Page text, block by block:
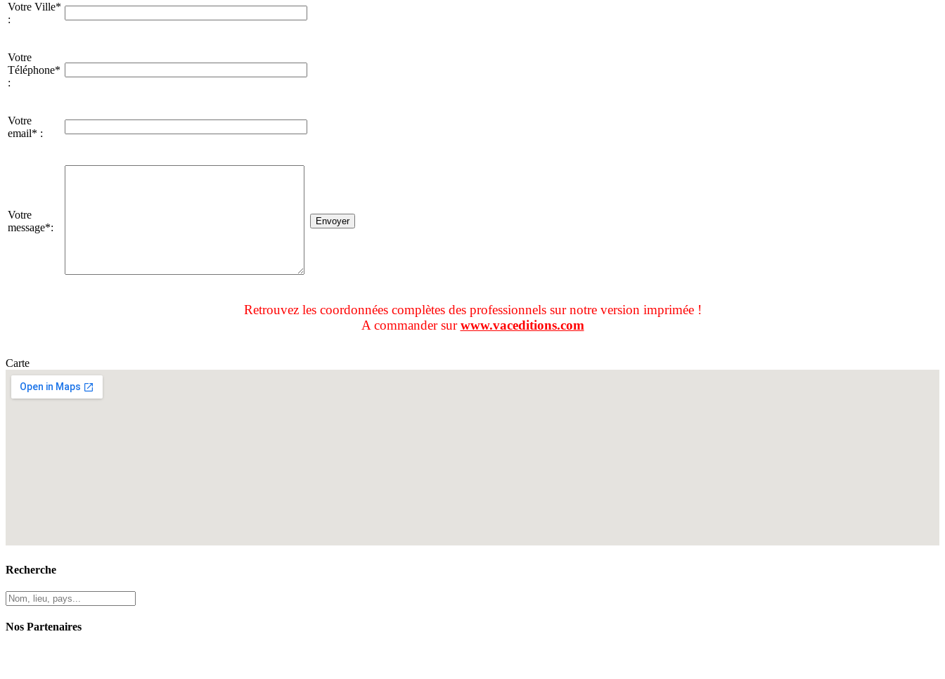
Votre Ville*
:
Votre
Téléphone*
:
Votre
email* :
Votre
message*:
Retrouvez les coordonnées complètes des professionnels sur notre version imprimée !
A commander surwww.vaceditions.com
Carte
Recherche
Nos Partenaires